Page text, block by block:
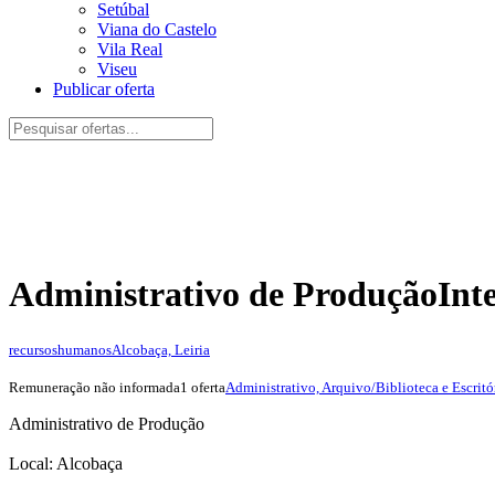
Setúbal
Viana do Castelo
Vila Real
Viseu
Publicar oferta
Administrativo de Produção
recursoshumanosAlcobaça, Leiria
Remuneração não informada1 ofertaAdministrativo, Arquivo/Biblioteca e
Administrativo de Produção
Local: Alcobaça